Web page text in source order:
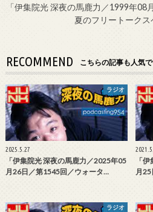
「伊集院光 深夜の馬鹿力／1999年08
夏のフリートーク
RECOMMEND こちらの記事も人気で
ラジオ
2025.5.27
「伊集院光 深夜の馬鹿力／2025年05
月26日／第1545回／ウォータ…
「
月
ラジオ